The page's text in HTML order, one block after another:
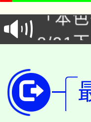
代理(
告(尚
「本
場熱
8/21
局官
8月14
開!
115年